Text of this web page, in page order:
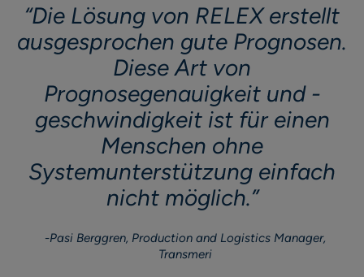
“Die Lösung von RELEX erstellt
ausgesprochen gute Prognosen.
Diese Art von
Prognosegenauigkeit und -
geschwindigkeit ist für einen
Menschen ohne
Systemunterstützung einfach
nicht möglich.”
Pasi Berggren, Production and Logistics Manager,
Transmeri